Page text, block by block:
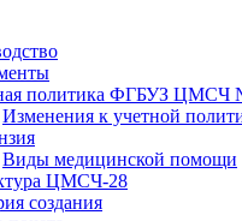
политика ФГБУЗ
Изменения к учетной
Виды медицинской помощи
ЦМСЧ-28
создания